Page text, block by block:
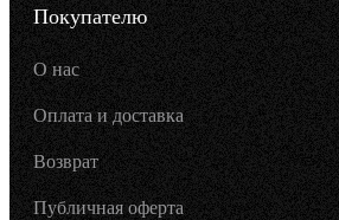
Покупателю
О нас
Оплата и доставка
Возврат
Публичная оферта